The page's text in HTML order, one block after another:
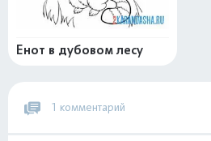
Енот в дубовом лесу
1 комментарий